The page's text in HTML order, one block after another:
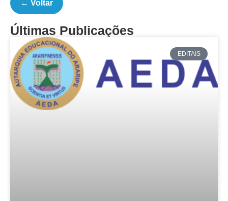
← Voltar
Últimas Publicações
EDITAIS